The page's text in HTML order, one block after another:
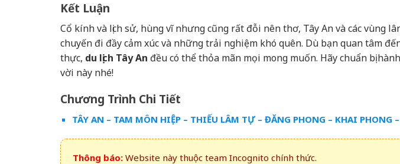
Kết Luận
Cổ kính và lịch sử, hùng vĩ nhưng cũng rất đỗi nên thơ, Tây An và các vùng
chuyến đi đầy cảm xúc và những trải nghiệm khó quên. Dù bạn quan tâm
thực, du lịch Tây An đều có thể thỏa mãn mọi mong muốn. Hãy chuẩn bị
vời này nhé!
Chương Trình Chi Tiết
TÂY AN – TAM MÔN HIỆP – THIẾU LÂM TỰ – ĐĂNG PHONG – KHAI PHONG
Thông báo: Website này thuộc team Incognito chính thức.